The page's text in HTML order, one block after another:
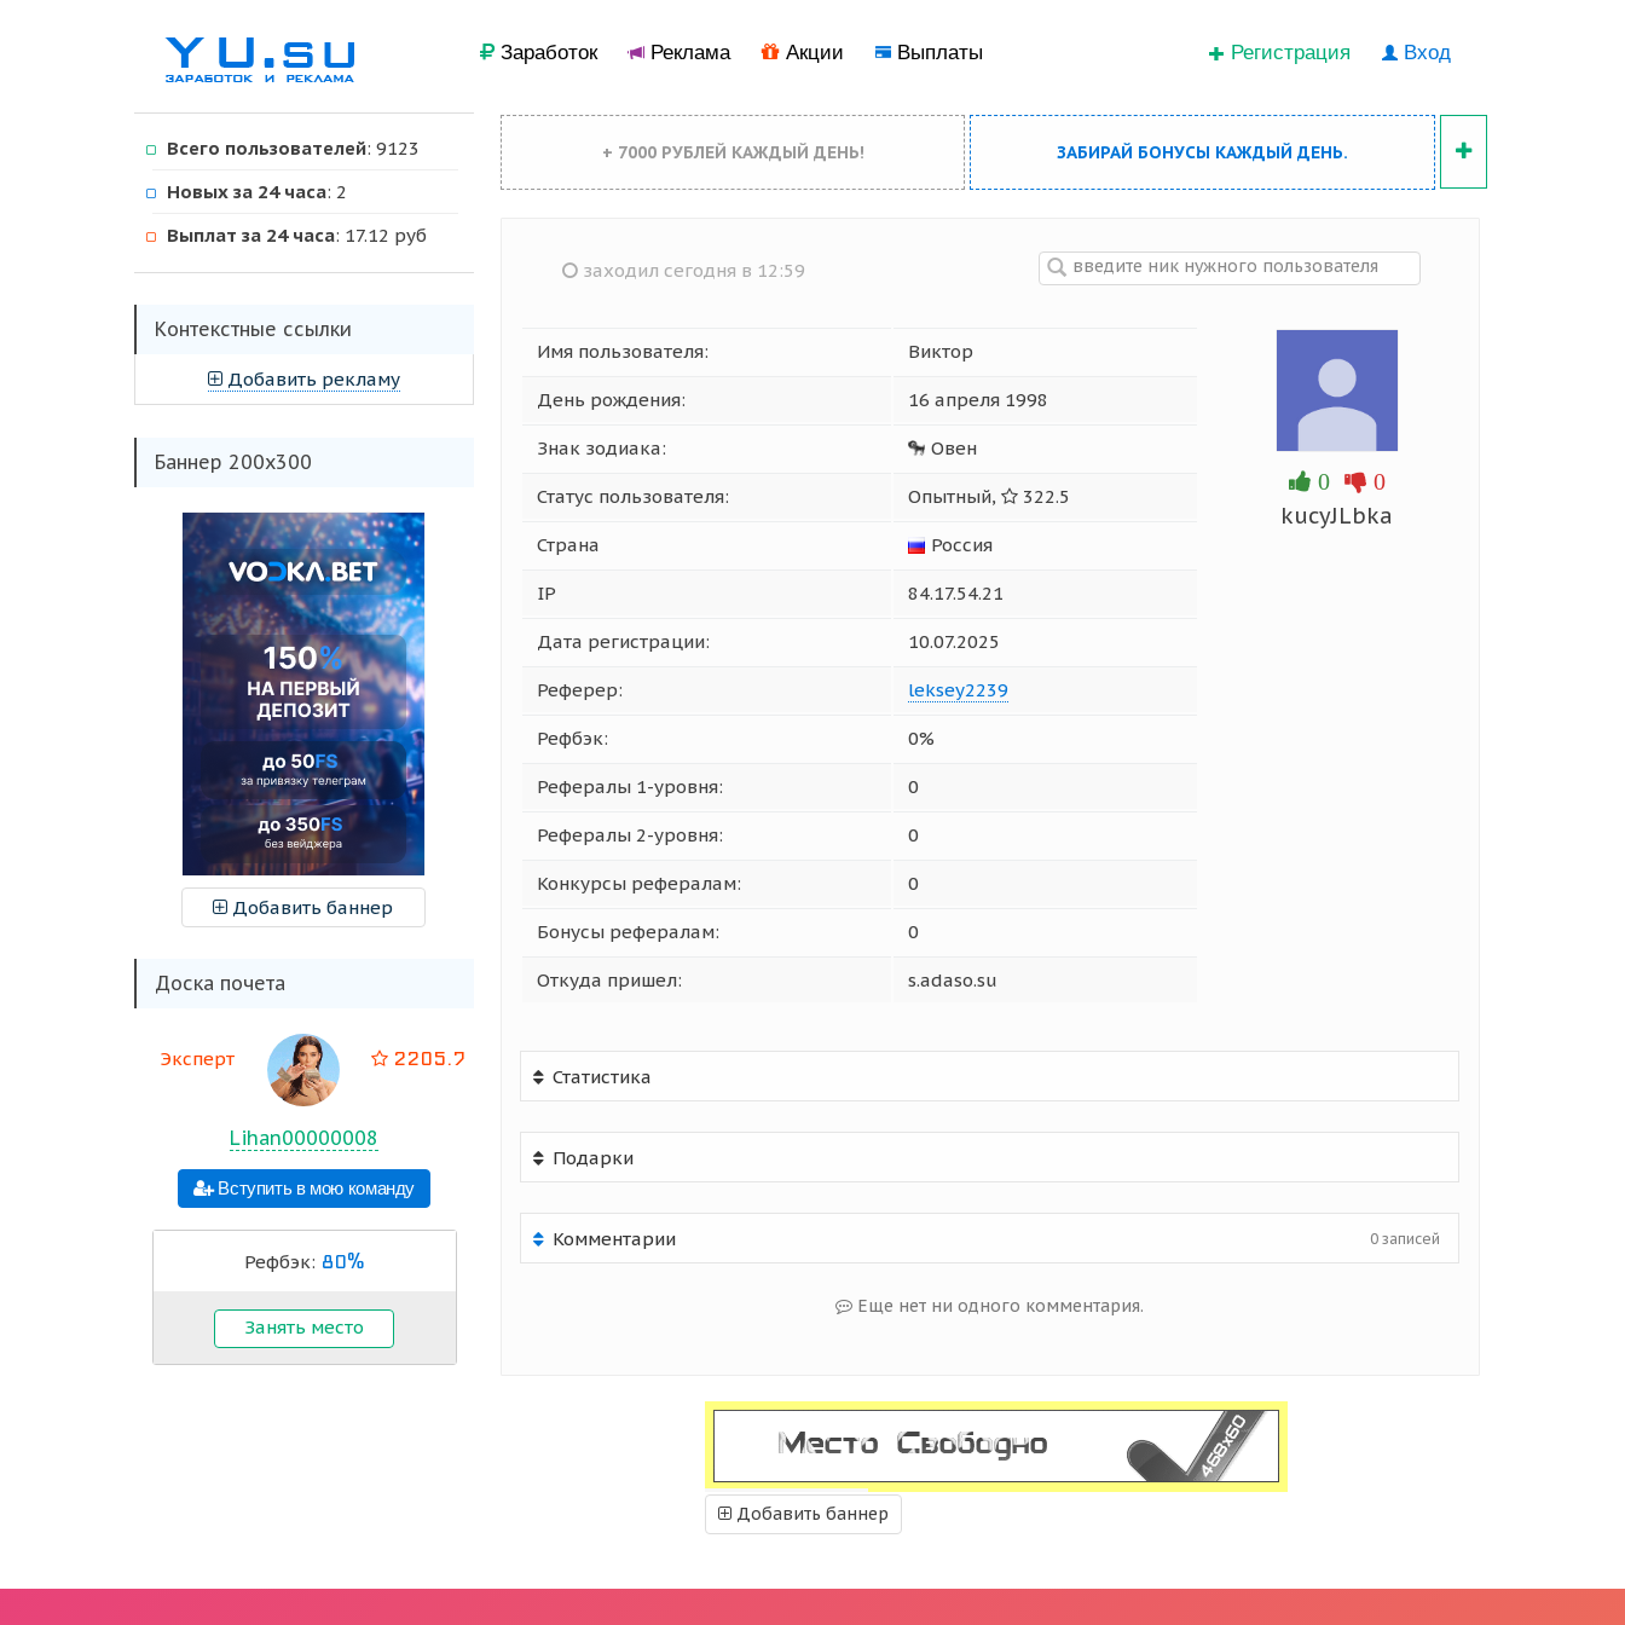
Заработок Реклама Акции Выплаты Вход
Регистрация
+ 7000 РУБЛЕЙ КАЖДЫЙ ДЕНЬ! ЗАБИРАЙ БОНУСЫ КАЖДЫЙ ДЕНЬ.
заходил сегодня в 12:59
0 0
kucyJLbka
Имя пользователя: Виктор
День рождения: 16 апреля 1998
Знак зодиака: Овен
Статус пользователя: Опытный, 322.5
Страна Россия
IP 84.17.54.21
Дата регистрации: 10.07.2025
Реферер: leksey2239
Рефбэк: 0%
Рефералы 1-уровня: 0
Рефералы 2-уровня: 0
Конкурсы рефералам: 0
Бонусы рефералам: 0
Откуда пришел: s.adaso.su
Статистика
Подарки
Комментарии 0 записей
Еще нет ни одного комментария.
Добавить баннер
Всего пользователей: 9123
Новых за 24 часа: 2
Выплат за 24 часа: 17.12 руб
Kонтекстные ссылки
Добавить рекламу
Баннер 200х300
Добавить баннер
Доска почета
Эксперт 2205.7
Lihan00000008
Вступить в мою команду
Рефбэк: 80%
Занять место